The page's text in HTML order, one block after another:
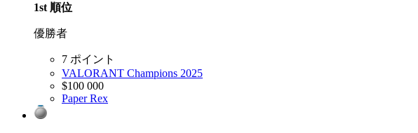
1st 順位
優勝者
7 ポイント
VALORANT Champions 2025
$100 000
Paper Rex